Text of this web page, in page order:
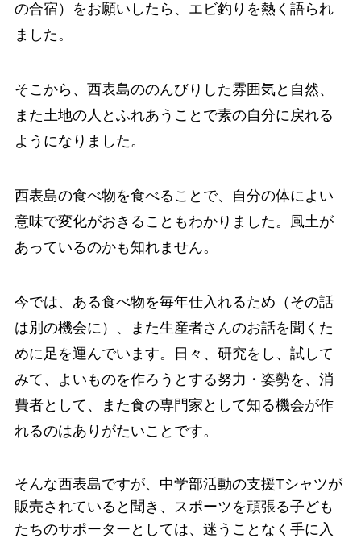
の合宿）をお願いしたら、エビ釣りを熱く語られ
ました。
そこから、西表島ののんびりした雰囲気と自然、
また土地の人とふれあうことで素の自分に戻れる
ようになりました。
西表島の食べ物を食べることで、自分の体によい
意味で変化がおきることもわかりました。風土が
あっているのかも知れません。
今では、ある食べ物を毎年仕入れるため（その話
は別の機会に）、また生産者さんのお話を聞くた
めに足を運んでいます。日々、研究をし、試して
みて、よいものを作ろうとする努力・姿勢を、消
費者として、また食の専門家として知る機会が作
れるのはありがたいことです。
そんな西表島ですが、中学部活動の支援Tシャツが
販売されていると聞き、スポーツを頑張る子ども
たちのサポーターとしては、迷うことなく手に入